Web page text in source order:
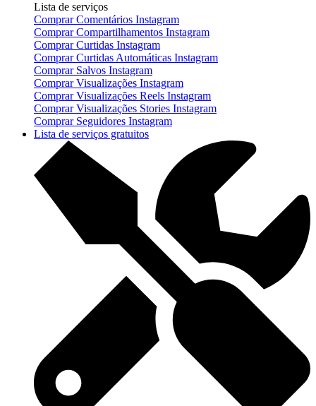
Lista de serviços
Comprar Comentários Instagram
Comprar Compartilhamentos Instagram
Comprar Curtidas Instagram
Comprar Curtidas Automáticas Instagram
Comprar Salvos Instagram
Comprar Visualizações Instagram
Comprar Visualizações Reels Instagram
Comprar Visualizações Stories Instagram
Comprar Seguidores Instagram
Lista de serviços gratuitos